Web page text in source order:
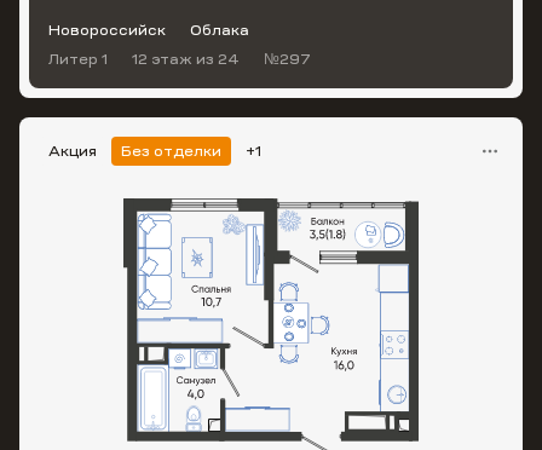
Новороссийск
Облака
Литер 1
12 этаж из 24 №297
Акция Без отделки +1